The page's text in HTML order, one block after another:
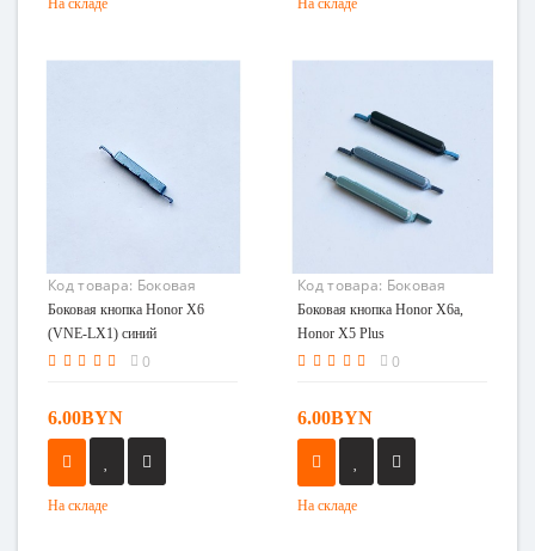
На складе На складе
Код товара: Боковая
кнопка Honor X6 (VNE-
LX1) синий
Боковая кнопка Honor X6
(VNE-LX1) синий
0
6.00BYN
На складе
Код товара: Боковая
кнопка Honor X6a, Honor
X5 Plus
Боковая кнопка Honor X6a,
Honor X5 Plus
0
6.00BYN
На складе